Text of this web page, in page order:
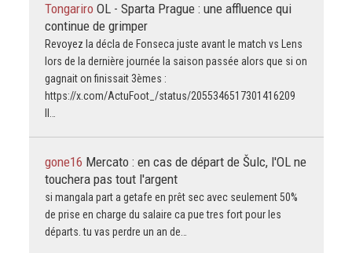
Tongariro OL - Sparta Prague : une affluence qui
continue de grimper
Revoyez la décla de Fonseca juste avant le match vs Lens
lors de la dernière journée la saison passée alors que si on
gagnait on finissait 3èmes :
https://x.com/ActuFoot_/status/2055346517301416209
gone16 Mercato : en cas de départ de Šulc, l'OL ne
touchera pas tout l'argent
si mangala part a getafe en prêt sec avec seulement 50%
de prise en charge du salaire ca pue tres fort pour les
départs. tu vas perdre un an de…